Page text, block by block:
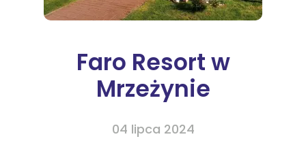
04 lipca 2024
Faro Resort w
Mrzeżynie